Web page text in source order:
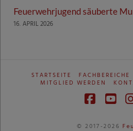
Feuerwehrjugend säuberte
16. APRIL 2026
STARTSEITE FACHBEREICHE
MITGLIED WERDEN
© 2017-2026